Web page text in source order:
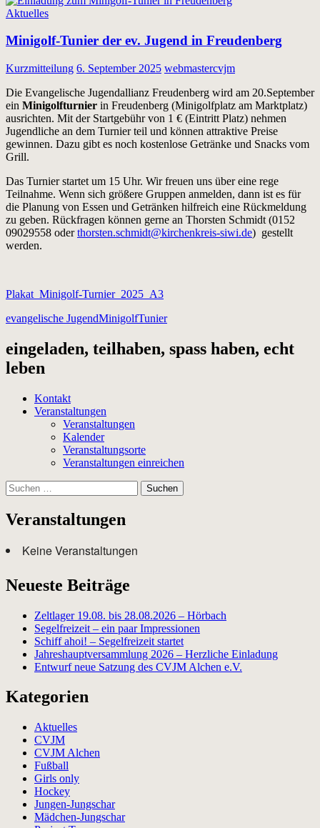
Aktuelles
Minigolf-Tunier der ev. Jugend in Freudenberg
Kurzmitteilung 6. September 2025 webmastercvjm
Die Evangelische Jugendallianz Freudenberg wird am 20.September
ein Minigolfturnier in Freudenberg (Minigolfplatz am Marktplatz)
ausrichten. Mit der Startgebühr von 1 € (Eintritt Platz) nehmen
Jugendliche an dem Turnier teil und können attraktive Preise
gewinnen. Dazu gibt es noch kostenlose Getränke und Snacks vom
Grill.
Das Turnier startet um 15 Uhr. Wir freuen uns über eine rege
Teilnahme. Wenn sich größere Gruppen anmelden, dann ist es für
die Planung von Essen und Getränken hilfreich eine Rückmeldung
zu geben. Rückfragen können gerne an Thorsten Schmidt (0152
09029558 oderthorsten.schmidt@kirchenkreis-siwi.de) gestellt
werden.
Plakat_Minigolf-Turnier_2025_A3
evangelische JugendMinigolfTunier
eingeladen, teilhaben, spass haben, echt
leben
Kontakt
Veranstaltungen
Veranstaltungen
Kalender
Veranstaltungsorte
Veranstaltungen einreichen
Suchen
nach:
Veranstaltungen
Keine Veranstaltungen
Neueste Beiträge
Zeltlager 19.08. bis 28.08.2026 – Hörbach
Segelfreizeit – ein paar Impressionen
Schiff ahoi! – Segelfreizeit startet
Jahreshauptversammlung 2026 – Herzliche Einladung
Entwurf neue Satzung des CVJM Alchen e.V.
Kategorien
Aktuelles
CVJM
CVJM Alchen
Fußball
Girls only
Hockey
Jungen-Jungschar
Mädchen-Jungschar